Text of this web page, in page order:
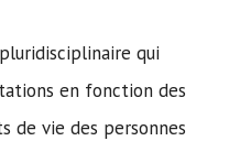
qui
en fonction des
de vie des personnes